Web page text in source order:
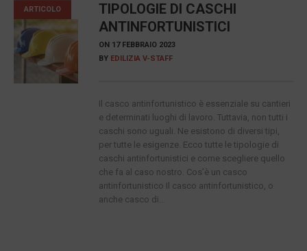
ARTICOLO
TIPOLOGIE DI CASCHI
ANTINFORTUNISTICI
ON 17 FEBBRAIO 2023
BY EDILIZIA V-STAFF
Il casco antinfortunistico è essenziale su cantieri
e determinati luoghi di lavoro. Tuttavia, non tutti i
caschi sono uguali. Ne esistono di diversi tipi,
per tutte le esigenze. Ecco tutte le tipologie di
caschi antinfortunistici e come scegliere quello
che fa al caso nostro. Cos’è un casco
antinfortunistico Il casco antinfortunistico, o
anche casco di...